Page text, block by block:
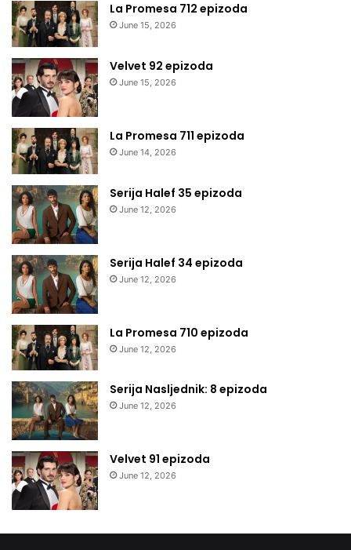
La Promesa 712 epizoda
June 15, 2026
Velvet 92 epizoda
June 15, 2026
La Promesa 711 epizoda
June 14, 2026
Serija Halef 35 epizoda
June 12, 2026
Serija Halef 34 epizoda
June 12, 2026
La Promesa 710 epizoda
June 12, 2026
Serija Nasljednik: 8 epizoda
June 12, 2026
Velvet 91 epizoda
June 12, 2026